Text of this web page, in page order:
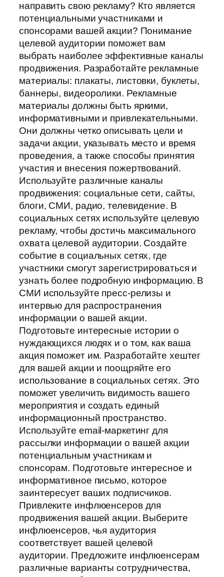
направить свою рекламу? Кто является
потенциальными участниками и
спонсорами вашей акции? Понимание
целевой аудитории поможет вам
выбрать наиболее эффективные каналы
продвижения. Разработайте рекламные
материалы: плакаты, листовки, буклеты,
баннеры, видеоролики. Рекламные
материалы должны быть яркими,
информативными и привлекательными.
Они должны четко описывать цели и
задачи акции, указывать место и время
проведения, а также способы принятия
участия и внесения пожертвований.
Используйте различные каналы
продвижения: социальные сети, сайты,
блоги, СМИ, радио, телевидение. В
социальных сетях используйте целевую
рекламу, чтобы достичь максимального
охвата целевой аудитории. Создайте
событие в социальных сетях, где
участники смогут зарегистрироваться и
узнать более подробную информацию. В
СМИ используйте пресс-релизы и
интервью для распространения
информации о вашей акции.
Подготовьте интересные истории о
нуждающихся людях и о том, как ваша
акция поможет им. Разработайте хештег
для вашей акции и поощряйте его
использование в социальных сетях. Это
поможет увеличить видимость вашего
мероприятия и создать единый
информационный пространство.
Используйте email-маркетинг для
рассылки информации о вашей акции
потенциальным участникам и
спонсорам. Подготовьте интересное и
информативное письмо, которое
заинтересует ваших подписчиков.
Привлеките инфлюенсеров для
продвижения вашей акции. Выберите
инфлюенсеров, чья аудитория
соответствует вашей целевой
аудитории. Предложите инфлюенсерам
различные варианты сотрудничества,